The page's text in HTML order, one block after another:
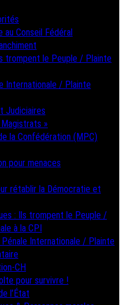
au Conseil Fédéral
trompent le Peuple / Plainte
Internationale / Plainte
Judiciaires
»
la Confédération (MPC)
pour menaces
rétablir la Démocratie et
: Ils trompent le Peuple /
à la CPI
Internationale / Plainte
CH
pour survivre !
l’État